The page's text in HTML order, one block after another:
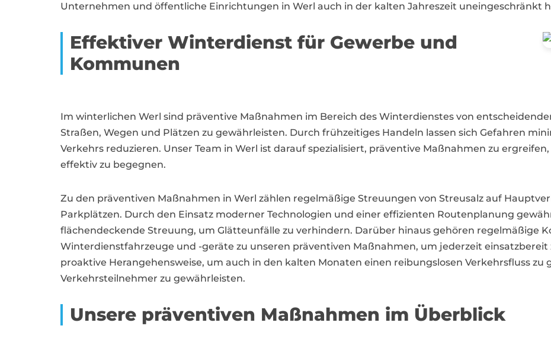
Unternehmen und öffentliche Einrichtungen in Werl auch in der kalten Jahreszeit uneingeschränkt
Effektiver Winterdienst für Gewerbe und
Kommunen
Im winterlichen Werl sind präventive Maßnahmen im Bereich des Winterdienstes von
Straßen, Wegen und Plätzen zu gewährleisten. Durch frühzeitiges Handeln lassen sich Gefahren
Verkehrs reduzieren. Unser Team in Werl ist darauf spezialisiert, präventive Maßnahmen zu
effektiv zu begegnen.
Zu den präventiven Maßnahmen in Werl zählen regelmäßige Streuungen von Streusalz auf
Parkplätzen. Durch den Einsatz moderner Technologien und einer effizienten Routenplanung
flächendeckende Streuung, um Glätteunfälle zu verhindern. Darüber hinaus gehören regelmäßige
Winterdienstfahrzeuge und -geräte zu unseren präventiven Maßnahmen, um jederzeit einsatzbereit
proaktive Herangehensweise, um auch in den kalten Monaten einen reibungslosen Verkehrsfluss zu
Verkehrsteilnehmer zu gewährleisten.
Unsere präventiven Maßnahmen im Überblick